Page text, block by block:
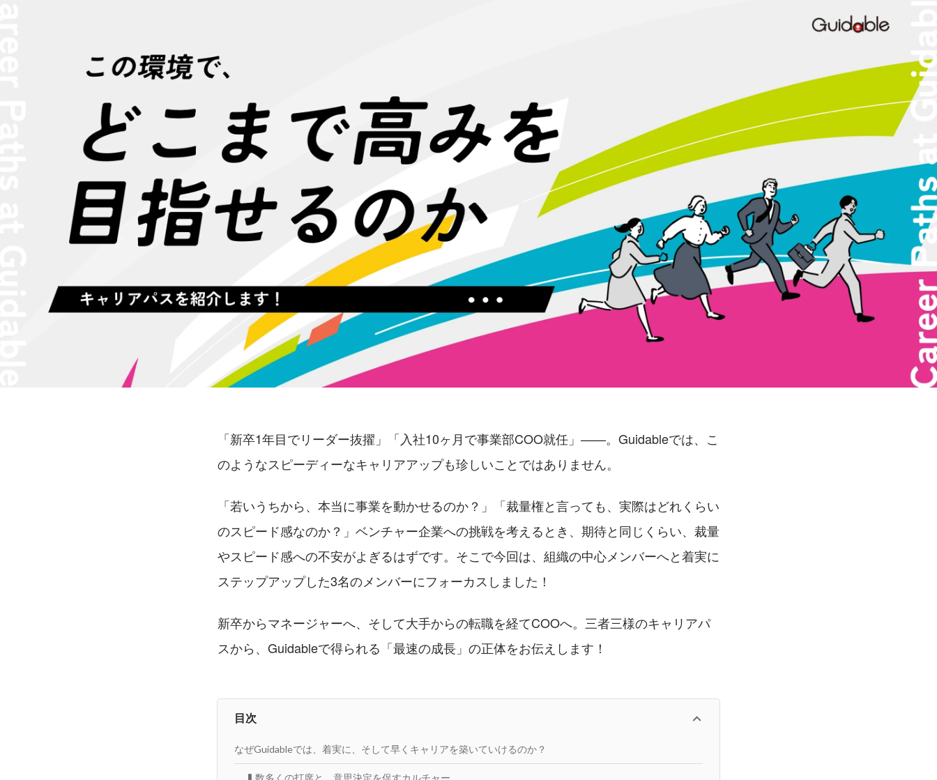
「新卒1年目でリーダー抜擢」「入社10ヶ月で事業部COO就任」——。Guidableでは、こ
のようなスピーディーなキャリアアップも珍しいことではありません。
「若いうちから、本当に事業を動かせるのか？」「裁量権と言っても、実際はどれくらい
のスピード感なのか？」ベンチャー企業への挑戦を考えるとき、期待と同じくらい、裁量
やスピード感への不安がよぎるはずです。そこで今回は、組織の中心メンバーへと着実に
ステップアップした3名のメンバーにフォーカスしました！
新卒からマネージャーへ、そして大手からの転職を経てCOOへ。三者三様のキャリアパ
スから、Guidableで得られる「最速の成長」の正体をお伝えします！
目次
なぜGuidableでは、着実に、そして早くキャリアを築いていけるのか？
▍数多くの打席と、意思決定を促すカルチャー
Guidable 採用担当
Guidable株式会社 / Business (Finance, HR etc.)